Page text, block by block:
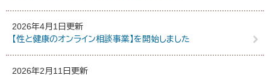
2026年4月1日更新
【性と健康のオンライン相談事業】を開始しました
2026年2月11日更新